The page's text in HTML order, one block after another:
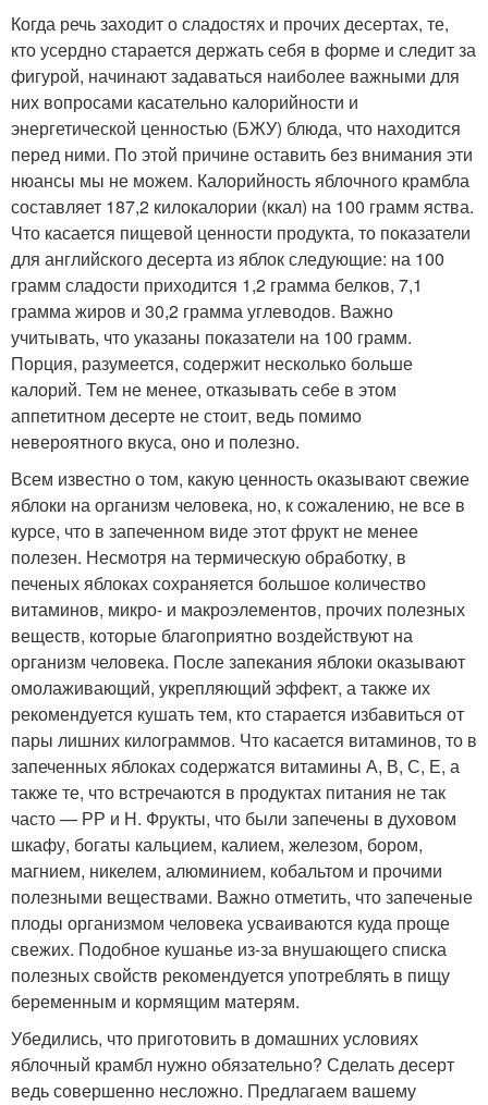
Когда речь заходит о сладостях и прочих десертах, те,
кто усердно старается держать себя в форме и следит за
фигурой, начинают задаваться наиболее важными для
них вопросами касательно калорийности и
энергетической ценностью (БЖУ) блюда, что находится
перед ними. По этой причине оставить без внимания эти
нюансы мы не можем. Калорийность яблочного крамбла
составляет 187,2 килокалории (ккал) на 100 грамм яства.
Что касается пищевой ценности продукта, то показатели
для английского десерта из яблок следующие: на 100
грамм сладости приходится 1,2 грамма белков, 7,1
грамма жиров и 30,2 грамма углеводов. Важно
учитывать, что указаны показатели на 100 грамм.
Порция, разумеется, содержит несколько больше
калорий. Тем не менее, отказывать себе в этом
аппетитном десерте не стоит, ведь помимо
невероятного вкуса, оно и полезно.
Всем известно о том, какую ценность оказывают свежие
яблоки на организм человека, но, к сожалению, не все в
курсе, что в запеченном виде этот фрукт не менее
полезен. Несмотря на термическую обработку, в
печеных яблоках сохраняется большое количество
витаминов, микро- и макроэлементов, прочих полезных
веществ, которые благоприятно воздействуют на
организм человека. После запекания яблоки оказывают
омолаживающий, укрепляющий эффект, а также их
рекомендуется кушать тем, кто старается избавиться от
пары лишних килограммов. Что касается витаминов, то в
запеченных яблоках содержатся витамины А, В, С, Е, а
также те, что встречаются в продуктах питания не так
часто — РР и Н. Фрукты, что были запечены в духовом
шкафу, богаты кальцием, калием, железом, бором,
магнием, никелем, алюминием, кобальтом и прочими
полезными веществами. Важно отметить, что запеченые
плоды организмом человека усваиваются куда проще
свежих. Подобное кушанье из-за внушающего списка
полезных свойств рекомендуется употреблять в пищу
беременным и кормящим матерям.
Убедились, что приготовить в домашних условиях
яблочный крамбл нужно обязательно? Сделать десерт
ведь совершенно несложно. Предлагаем вашему